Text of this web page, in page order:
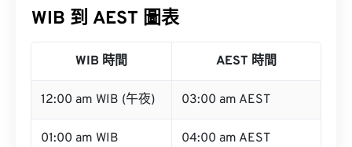
WIB 到 AEST 圖表
WIB 時間 AEST 時間
12:00 am WIB (午夜) 03:00 am AEST
01:00 am WIB 04:00 am AEST